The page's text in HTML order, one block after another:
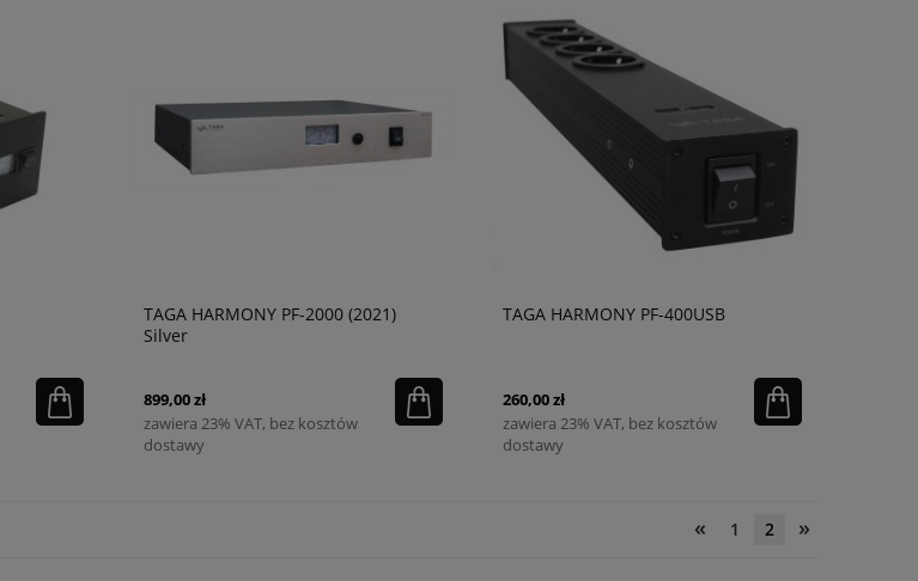
TAGA HARMONY PF-2000 (2021)
Silver
899,00 zł
zawiera 23% VAT, bez kosztów
dostawy
TAGA HARMONY PF-400USB
260,00 zł
zawiera 23% VAT, bez kosztów
dostawy
« 1 2 »